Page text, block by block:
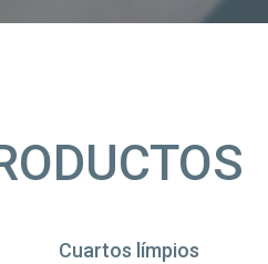
Cuartos límpios